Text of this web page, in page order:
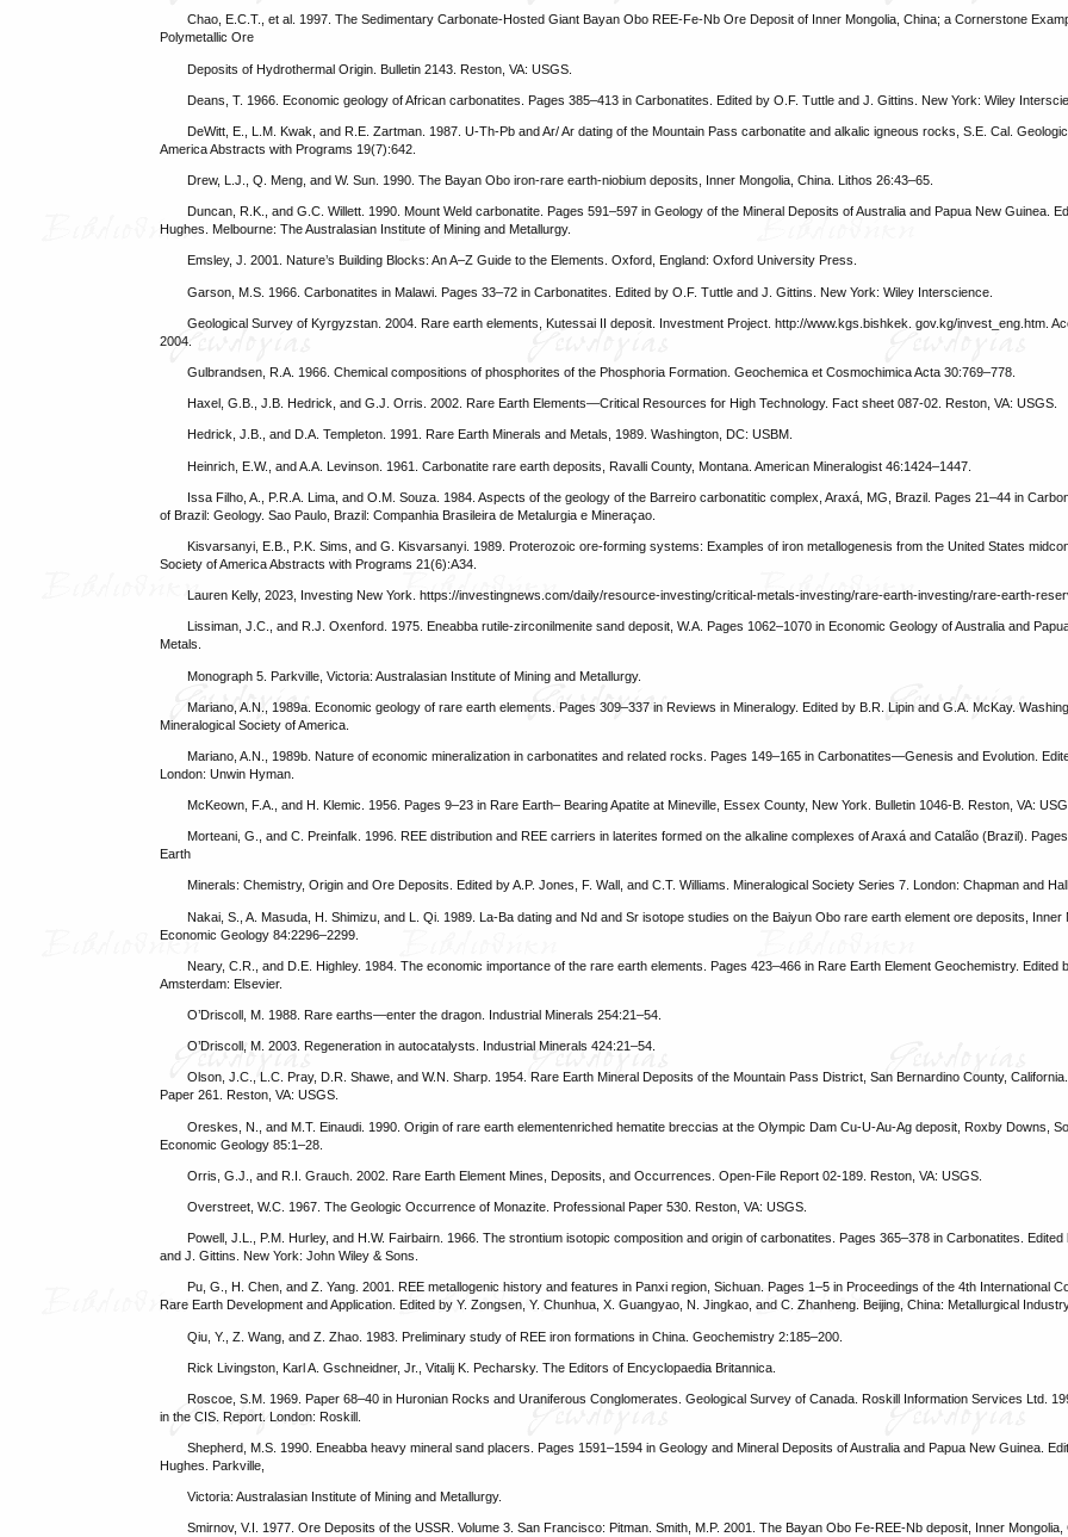
Chao, E.C.T., et al. 1997. The Sedimentary Carbonate-Hosted Giant Bayan Obo REE-Fe-Nb Ore Deposit of Inner Mongolia, China; a Cornerstone
Polymetallic Ore
Deposits of Hydrothermal Origin. Bulletin 2143. Reston, VA: USGS.
Deans, T. 1966. Economic geology of African carbonatites. Pages 385–413 in Carbonatites. Edited by O.F. Tuttle and J. Gittins. New York: Wiley
DeWitt, E., L.M. Kwak, and R.E. Zartman. 1987. U-Th-Pb and Ar/ Ar dating of the Mountain Pass carbonatite and alkalic igneous rocks, S.E. Cal.
America Abstracts with Programs 19(7):642.
Drew, L.J., Q. Meng, and W. Sun. 1990. The Bayan Obo iron-rare earth-niobium deposits, Inner Mongolia, China. Lithos 26:43–65.
Duncan, R.K., and G.C. Willett. 1990. Mount Weld carbonatite. Pages 591–597 in Geology of the Mineral Deposits of Australia and Papua New Guinea.
Hughes. Melbourne: The Australasian Institute of Mining and Metallurgy.
Emsley, J. 2001. Nature’s Building Blocks: An A–Z Guide to the Elements. Oxford, England: Oxford University Press.
Garson, M.S. 1966. Carbonatites in Malawi. Pages 33–72 in Carbonatites. Edited by O.F. Tuttle and J. Gittins. New York: Wiley Interscience.
Geological Survey of Kyrgyzstan. 2004. Rare earth elements, Kutessai II deposit. Investment Project. http://www.kgs.bishkek. gov.kg/invest_eng.htm.
2004.
Gulbrandsen, R.A. 1966. Chemical compositions of phosphorites of the Phosphoria Formation. Geochemica et Cosmochimica Acta 30:769–778.
Haxel, G.B., J.B. Hedrick, and G.J. Orris. 2002. Rare Earth Elements—Critical Resources for High Technology. Fact sheet 087-02. Reston, VA: USGS.
Hedrick, J.B., and D.A. Templeton. 1991. Rare Earth Minerals and Metals, 1989. Washington, DC: USBM.
Heinrich, E.W., and A.A. Levinson. 1961. Carbonatite rare earth deposits, Ravalli County, Montana. American Mineralogist 46:1424–1447.
Issa Filho, A., P.R.A. Lima, and O.M. Souza. 1984. Aspects of the geology of the Barreiro carbonatitic complex, Araxá, MG, Brazil. Pages 21–44 in
of Brazil: Geology. Sao Paulo, Brazil: Companhia Brasileira de Metalurgia e Mineraçao.
Kisvarsanyi, E.B., P.K. Sims, and G. Kisvarsanyi. 1989. Proterozoic ore-forming systems: Examples of iron metallogenesis from the United States
Society of America Abstracts with Programs 21(6):A34.
Lauren Kelly, 2023, Investing New York. https://investingnews.com/daily/resource-investing/critical-metals-investing/rare-earth-investing/rare-earth-
Lissiman, J.C., and R.J. Oxenford. 1975. Eneabba rutile-zirconilmenite sand deposit, W.A. Pages 1062–1070 in Economic Geology of Australia and
Metals.
Monograph 5. Parkville, Victoria: Australasian Institute of Mining and Metallurgy.
Mariano, A.N., 1989a. Economic geology of rare earth elements. Pages 309–337 in Reviews in Mineralogy. Edited by B.R. Lipin and G.A. McKay.
Mineralogical Society of America.
Mariano, A.N., 1989b. Nature of economic mineralization in carbonatites and related rocks. Pages 149–165 in Carbonatites—Genesis and Evolution.
London: Unwin Hyman.
McKeown, F.A., and H. Klemic. 1956. Pages 9–23 in Rare Earth– Bearing Apatite at Mineville, Essex County, New York. Bulletin 1046-B. Reston, VA:
Morteani, G., and C. Preinfalk. 1996. REE distribution and REE carriers in laterites formed on the alkaline complexes of Araxá and Catalão (Brazil).
Earth
Minerals: Chemistry, Origin and Ore Deposits. Edited by A.P. Jones, F. Wall, and C.T. Williams. Mineralogical Society Series 7. London: Chapman and
Nakai, S., A. Masuda, H. Shimizu, and L. Qi. 1989. La-Ba dating and Nd and Sr isotope studies on the Baiyun Obo rare earth element ore deposits, Inner
Economic Geology 84:2296–2299.
Neary, C.R., and D.E. Highley. 1984. The economic importance of the rare earth elements. Pages 423–466 in Rare Earth Element Geochemistry. Edited
Amsterdam: Elsevier.
O’Driscoll, M. 1988. Rare earths—enter the dragon. Industrial Minerals 254:21–54.
O’Driscoll, M. 2003. Regeneration in autocatalysts. Industrial Minerals 424:21–54.
Olson, J.C., L.C. Pray, D.R. Shawe, and W.N. Sharp. 1954. Rare Earth Mineral Deposits of the Mountain Pass District, San Bernardino County,
Paper 261. Reston, VA: USGS.
Oreskes, N., and M.T. Einaudi. 1990. Origin of rare earth elementenriched hematite breccias at the Olympic Dam Cu-U-Au-Ag deposit, Roxby Downs,
Economic Geology 85:1–28.
Orris, G.J., and R.I. Grauch. 2002. Rare Earth Element Mines, Deposits, and Occurrences. Open-File Report 02-189. Reston, VA: USGS.
Overstreet, W.C. 1967. The Geologic Occurrence of Monazite. Professional Paper 530. Reston, VA: USGS.
Powell, J.L., P.M. Hurley, and H.W. Fairbairn. 1966. The strontium isotopic composition and origin of carbonatites. Pages 365–378 in Carbonatites. Edited
and J. Gittins. New York: John Wiley & Sons.
Pu, G., H. Chen, and Z. Yang. 2001. REE metallogenic history and features in Panxi region, Sichuan. Pages 1–5 in Proceedings of the 4th International
Rare Earth Development and Application. Edited by Y. Zongsen, Y. Chunhua, X. Guangyao, N. Jingkao, and C. Zhanheng. Beijing, China: Metallurgical
Qiu, Y., Z. Wang, and Z. Zhao. 1983. Preliminary study of REE iron formations in China. Geochemistry 2:185–200.
Rick Livingston, Karl A. Gschneidner, Jr., Vitalij K. Pecharsky. The Editors of Encyclopaedia Britannica.
Roscoe, S.M. 1969. Paper 68–40 in Huronian Rocks and Uraniferous Conglomerates. Geological Survey of Canada. Roskill Information Services Ltd.
in the CIS. Report. London: Roskill.
Shepherd, M.S. 1990. Eneabba heavy mineral sand placers. Pages 1591–1594 in Geology and Mineral Deposits of Australia and Papua New Guinea.
Hughes. Parkville,
Victoria: Australasian Institute of Mining and Metallurgy.
Smirnov, V.I. 1977. Ore Deposits of the USSR. Volume 3. San Francisco: Pitman. Smith, M.P. 2001. The Bayan Obo Fe-REE-Nb deposit, Inner Mongolia,